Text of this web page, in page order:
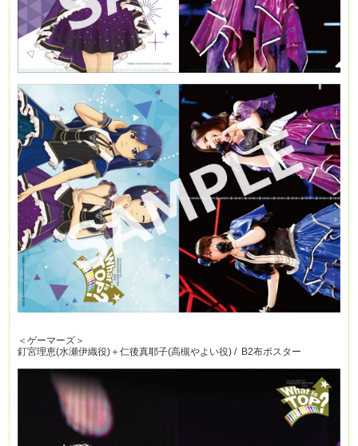
＜ゲーマーズ＞
釘宮理恵(水瀬伊織役)＋仁後真耶子(高槻やよい役) / B2布ポスター